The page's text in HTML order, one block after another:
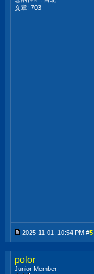
文章: 703
2025-11-01, 10:54 PM #5
polor
Junior Member